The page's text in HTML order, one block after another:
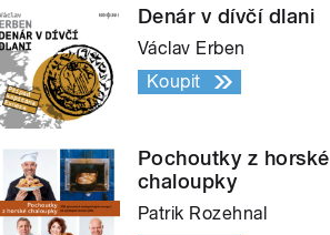
Denár v dívčí dlani
Václav Erben
Koupit
Pochoutky z horské
chaloupky
Patrik Rozehnal